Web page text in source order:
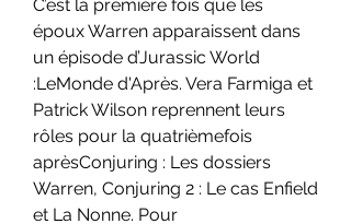
C’est la première fois que les
époux Warren apparaissent dans
un épisode d’Jurassic World
:LeMonde d'Après. Vera Farmiga et
Patrick Wilson reprennent leurs
rôles pour la quatrièmefois
aprèsConjuring : Les dossiers
Warren, Conjuring 2 : Le cas Enfield
et La Nonne. Pour